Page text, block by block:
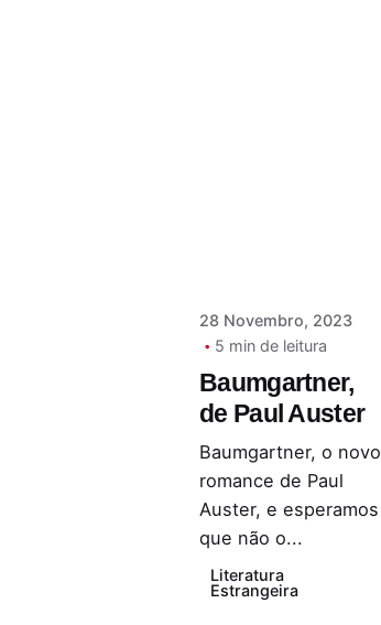
28 Novembro, 2023
5 min de leitura
Baumgartner,
de Paul Auster
Baumgartner, o novo
romance de Paul
Auster, e esperamos
que não o...
Literatura
Estrangeira